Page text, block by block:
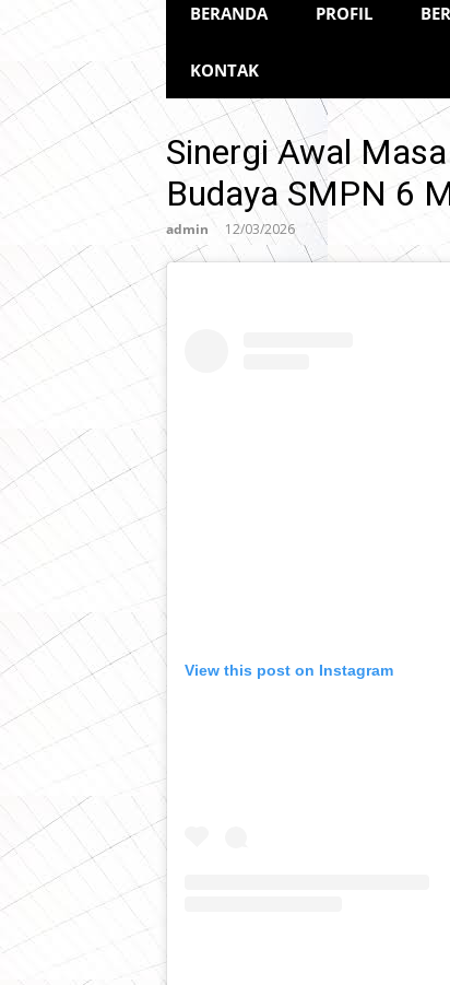
BERANDA PROFIL
KONTAK
Sinergi Awal
Budaya SMPN 6
admin 12/03/2026
View this post on Instagram